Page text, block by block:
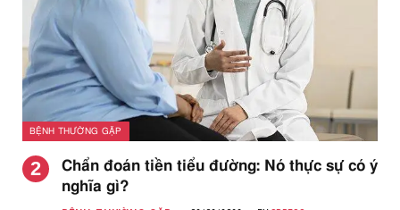
BỆNH THƯỜNG GẶP
Chẩn đoán tiền tiểu đường: Nó thực sự có ý
nghĩa gì?